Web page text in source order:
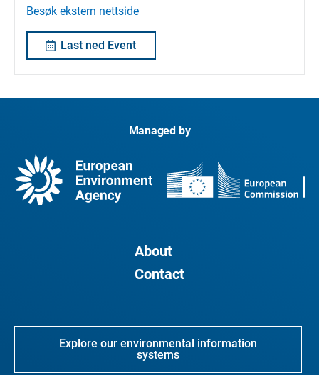
Besøk ekstern nettside
Last ned Event
Managed by
About
Contact
Explore our environmental information
systems